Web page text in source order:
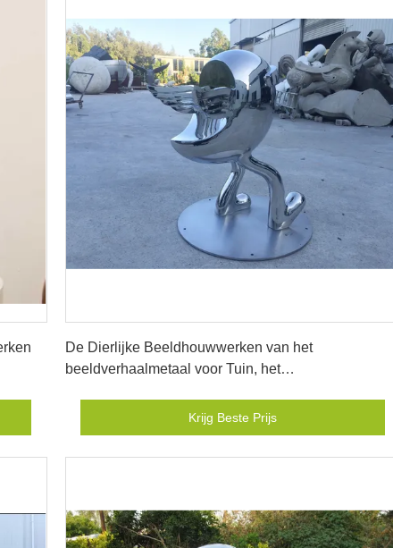
De Dierlijke Beeldhouwwerken van het
beeldverhaalmetaal voor Tuin, het
Krijg Beste Prijs